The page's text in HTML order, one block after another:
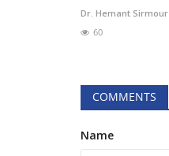
Dr. Hemant Sirmour
60
COMMENTS
Name